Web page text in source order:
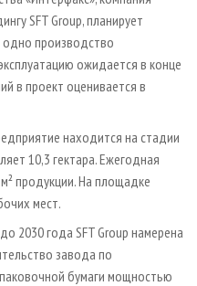
SFT Group, планирует
одно производство
ожидается в конце
в проект оценивается в
находится на стадии
10,3 гектара. Ежегодная
продукции. На площадке
мест.
2030 года SFT Group намерена
завода по
бумаги мощностью